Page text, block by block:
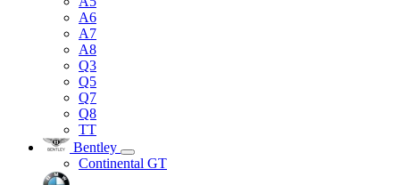
A6
A7
A8
Q3
Q5
Q7
Q8
TT
Bentley
Continental GT